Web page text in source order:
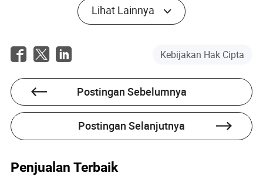
P: Dapatkah FPD digunakan dalam sistem pencitraan
J: Ya, banyak FPD dirancang untuk ringan dan portabel,
membuatnya cocok untuk digunakan di berbagai
pengaturan seperti ruang gawat darurat dan ruang
operasi di mana fleksibilitas sangat penting.
Lihat Lainnya
Kebijakan Hak Cipta
Postingan Sebelumnya
Postingan Selanjutnya
Penjualan Terbaik